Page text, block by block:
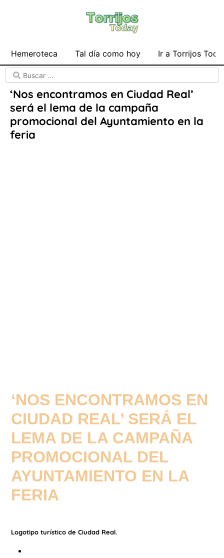
Hemeroteca Tal día como hoy Ir a Torrijos
‘Nos encontramos en Ciudad Real’
será el lema de la campaña
promocional del Ayuntamiento en la
feria
‘NOS ENCONTRAMOS EN
CIUDAD REAL’ SERÁ EL
LEMA DE LA CAMPAÑA
PROMOCIONAL DEL
AYUNTAMIENTO EN LA
FERIA
Logotipo turístico de Ciudad Real.